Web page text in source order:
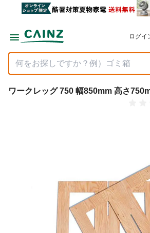
ログイ
ワークレッグ 750 幅850mm 高さ